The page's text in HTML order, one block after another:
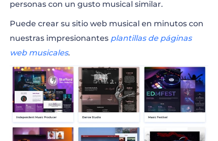
personas con un gusto musical similar.
Puede crear su sitio web musical en minutos con
nuestras impresionantes plantillas de páginas
web musicales.